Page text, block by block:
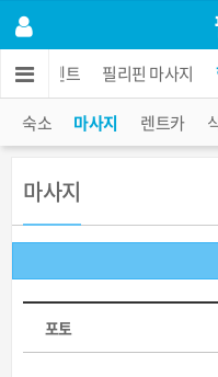
콘도렌트 필리핀 마사지
숙소 마사지 렌트카
마사지
포토